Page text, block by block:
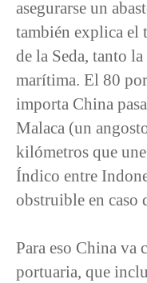
asegurarse un
también explica el
de la Seda, tanto
marítima. El 80
importa China
Malaca (un
kilómetros que
Índico entre
obstruible en caso
Para eso China va
portuaria, que